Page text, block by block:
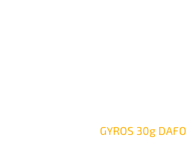
GYROS 30g DAFO